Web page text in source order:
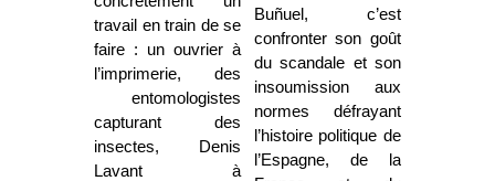
Buñuel, c’est
confronter son goût
du scandale et son
insoumission aux
normes défrayant
l’histoire politique de
l’Espagne, de la
travail en train de se
faire : un ouvrier à
l’imprimerie, des
entomologistes
capturant des
insectes, Denis
Lavant à